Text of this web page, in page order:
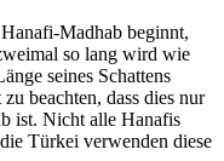
Madhab beginnt,
so lang wird wie
seines Schattens
beachten, dass dies nur
ist. Nicht alle Hanafis
Türkei verwenden diese